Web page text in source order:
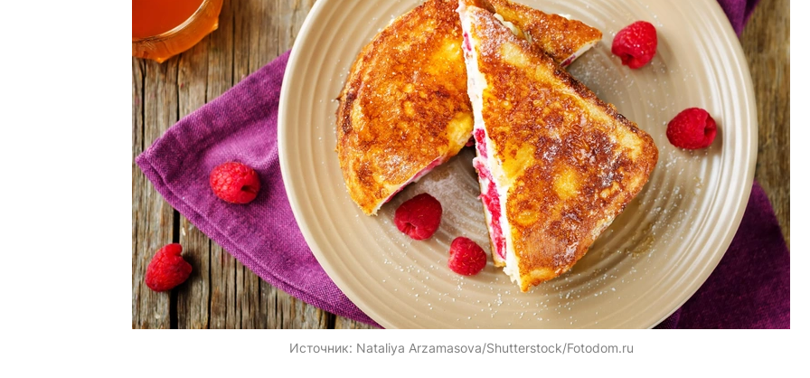
Источник: Nataliya Arzamasova/Shutterstock/Fotodom.ru